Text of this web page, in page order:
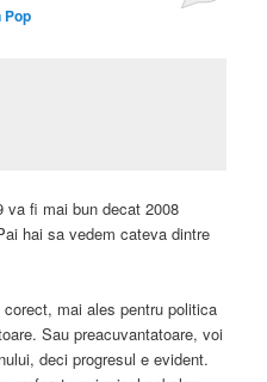
Pop
va fi mai bun decat 2008
hai sa vedem cateva dintre
corect, mai ales pentru politica
Sau preacuvantatoare, voi
deci progresul e evident.